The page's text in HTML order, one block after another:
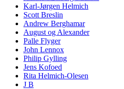
Karl-Jørgen Helmich
Scott Breslin
Andrew Berghamar
August og Alexander
Palle Flyger
John Lennox
Philip Gylling
Jens Kofoed
Rita Helmich-Olesen
J B